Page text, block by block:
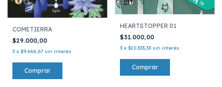
COMETIERRA
$29.000,00
3 x $9.666,67 sin interés
HEARTSTOPPER 01
$31.000,00
3 x $10.333,33 sin interés